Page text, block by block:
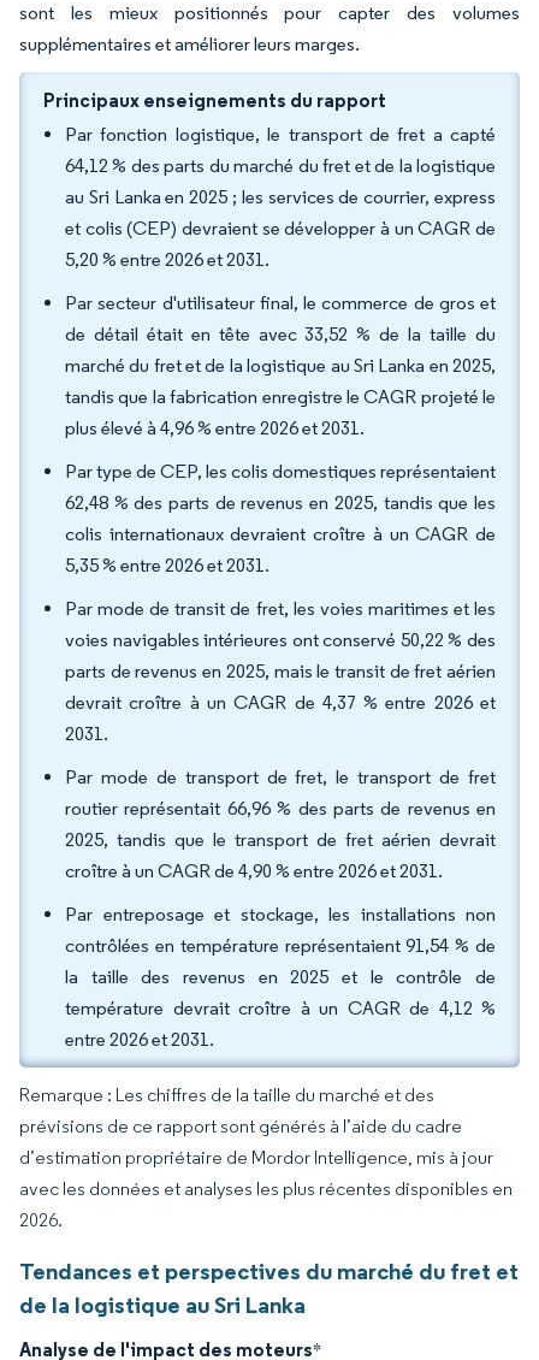
sont les mieux positionnés pour capter des volumes
supplémentaires et améliorer leurs marges.
Principaux enseignements du rapport
Par fonction logistique, le transport de fret a capté
64,12 % des parts du marché du fret et de la logistique
au Sri Lanka en 2025 ; les services de courrier, express
et colis (CEP) devraient se développer à un CAGR de
5,20 % entre 2026 et 2031.
Par secteur d'utilisateur final, le commerce de gros et
de détail était en tête avec 33,52 % de la taille du
marché du fret et de la logistique au Sri Lanka en 2025,
tandis que la fabrication enregistre le CAGR projeté le
plus élevé à 4,96 % entre 2026 et 2031.
Par type de CEP, les colis domestiques représentaient
62,48 % des parts de revenus en 2025, tandis que les
colis internationaux devraient croître à un CAGR de
5,35 % entre 2026 et 2031.
Par mode de transit de fret, les voies maritimes et les
voies navigables intérieures ont conservé 50,22 % des
parts de revenus en 2025, mais le transit de fret aérien
devrait croître à un CAGR de 4,37 % entre 2026 et
2031.
Par mode de transport de fret, le transport de fret
routier représentait 66,96 % des parts de revenus en
2025, tandis que le transport de fret aérien devrait
croître à un CAGR de 4,90 % entre 2026 et 2031.
Par entreposage et stockage, les installations non
contrôlées en température représentaient 91,54 % de
la taille des revenus en 2025 et le contrôle de
température devrait croître à un CAGR de 4,12 %
entre 2026 et 2031.
Remarque : Les chiffres de la taille du marché et des
prévisions de ce rapport sont générés à l’aide du cadre
d’estimation propriétaire de Mordor Intelligence, mis à jour
avec les données et analyses les plus récentes disponibles en
2026.
Tendances et perspectives du marché du fret et
de la logistique au Sri Lanka
Analyse de l'impact des moteurs*